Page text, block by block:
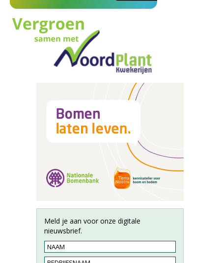
Meld je aan voor onze digitale
nieuwsbrief.